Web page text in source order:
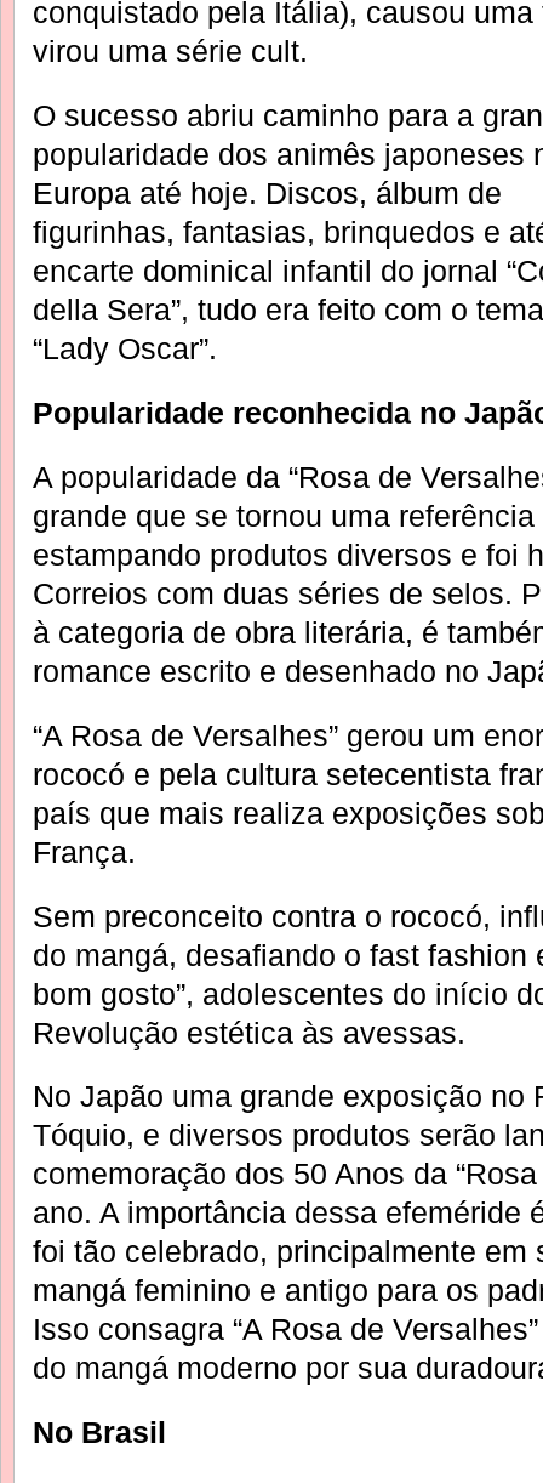
conquistado pela Itália), causou
virou uma série cult.
O sucesso abriu caminho para a
popularidade dos animês japoneses
Europa até hoje. Discos, álbum de
figurinhas, fantasias, brinquedos e
encarte dominical infantil do jornal
della Sera”, tudo era feito com o tema
“Lady Oscar”.
Popularidade reconhecida no
A popularidade da “Rosa de
grande que se tornou uma
estampando produtos diversos e foi
Correios com duas séries de selos.
à categoria de obra literária, é
romance escrito e desenhado no
“A Rosa de Versalhes” gerou um
rococó e pela cultura setecentista
país que mais realiza exposições
França.
Sem preconceito contra o rococó,
do mangá, desafiando o fast fashion
bom gosto”, adolescentes do início
Revolução estética às avessas.
No Japão uma grande exposição no
Tóquio, e diversos produtos serão
comemoração dos 50 Anos da
ano. A importância dessa efeméride
foi tão celebrado, principalmente em
mangá feminino e antigo para os
Isso consagra “A Rosa de
do mangá moderno por sua
No Brasil